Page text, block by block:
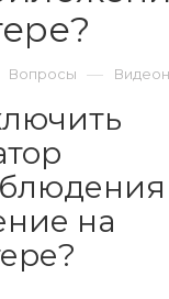
Вопросы —
на